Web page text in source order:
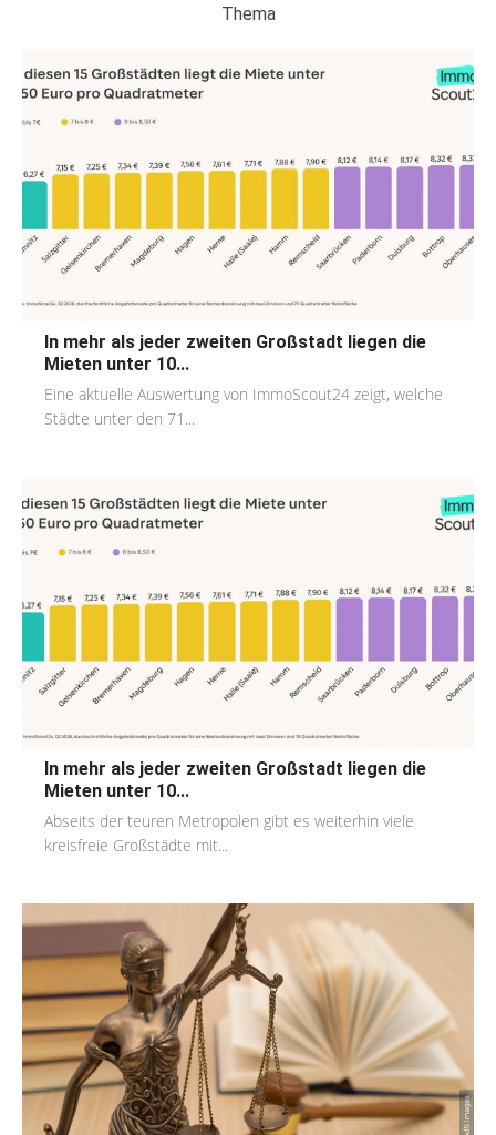
Thema
In mehr als jeder zweiten Großstadt liegen die
Mieten unter 10...
Eine aktuelle Auswertung von ImmoScout24 zeigt, welche
Städte unter den 71...
In mehr als jeder zweiten Großstadt liegen die
Mieten unter 10...
Abseits der teuren Metropolen gibt es weiterhin viele
kreisfreie Großstädte mit...